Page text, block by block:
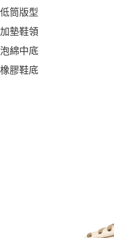
低筒版型
加墊鞋領
泡綿中底
橡膠鞋底